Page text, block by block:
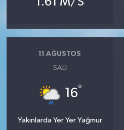
11 AĞUSTOS
SALI
16°
Yakınlarda Yer Yer Yağmur